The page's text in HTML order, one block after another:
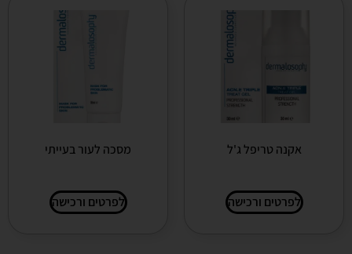
אקנה טריפל ג'ל
לפרטים ורכישה
מסכה לעור בעייתי
לפרטים ורכישה